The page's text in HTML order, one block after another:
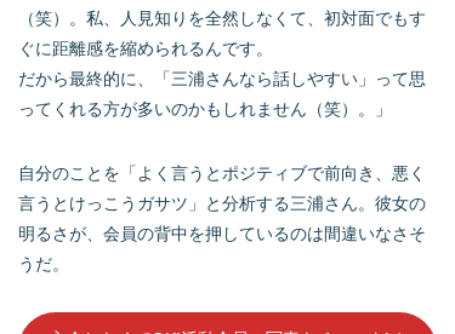
（笑）。私、人見知りを全然しなくて、初対面でもす
ぐに距離感を縮められるんです。
だから最終的に、「三浦さんなら話しやすい」って思
ってくれる方が多いのかもしれません（笑）。」
自分のことを「よく言うとポジティブで前向き、悪く
言うとけっこうガサツ」と分析する三浦さん。彼女の
明るさが、会員の背中を押しているのは間違いなさそ
うだ。